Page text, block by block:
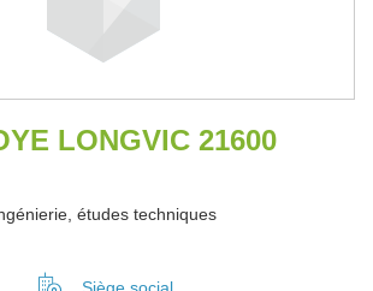
LONGVIC 21600
études techniques